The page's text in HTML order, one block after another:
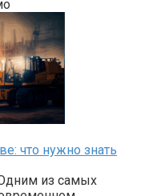
что нужно знать
из самых